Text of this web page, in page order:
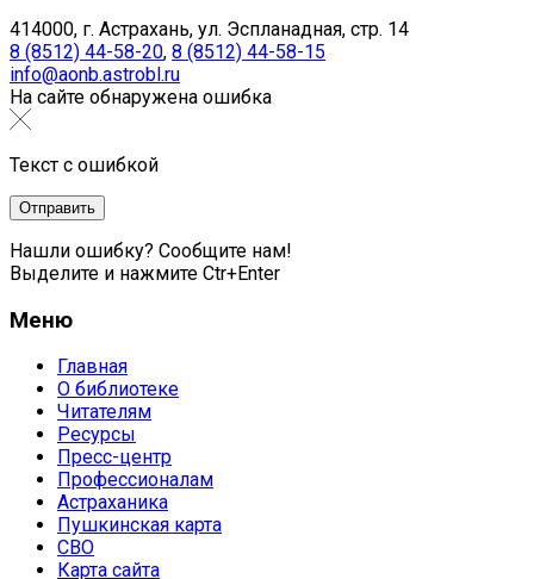
414000, г. Астрахань, ул. Эспланадная, стр. 14
8 (8512) 44-58-20, 8 (8512) 44-58-15
info@aonb.astrobl.ru
На сайте обнаружена ошибка
Текст с ошибкой
Нашли ошибку? Сообщите нам!
Выделите и нажмите Ctr+Enter
Меню
Главная
О библиотеке
Читателям
Ресурсы
Пресс-центр
Профессионалам
Астраханика
Пушкинская карта
СВО
Карта сайта